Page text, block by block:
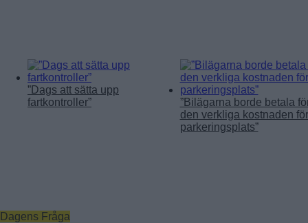
”Dags att sätta upp
fartkontroller”
”Bilägarna borde betala
den verkliga kostnaden
parkeringsplats”
Dagens Fråga